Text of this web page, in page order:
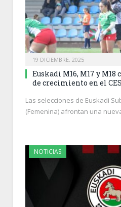
19 DICIEMBRE, 2025
Euskadi M16, M17 y
de crecimiento en el
Las selecciones de Euskadi
(Femenina) afrontan una
NOTICIAS